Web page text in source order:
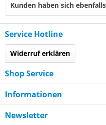
Kunden haben sich
Service Hotline
Widerruf erklären
Shop Service
Informationen
Newsletter